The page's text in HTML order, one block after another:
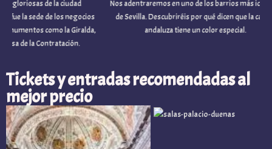
Nos adentraremos en uno de los barrios más icónicos
de Sevilla. Descubriréis por qué dicen que la capital
andaluza tiene un color especial.
de la ciudad
sede de los negocios
como la Giralda,
la Contratación.
Tickets y entradas recomendadas al
mejor precio